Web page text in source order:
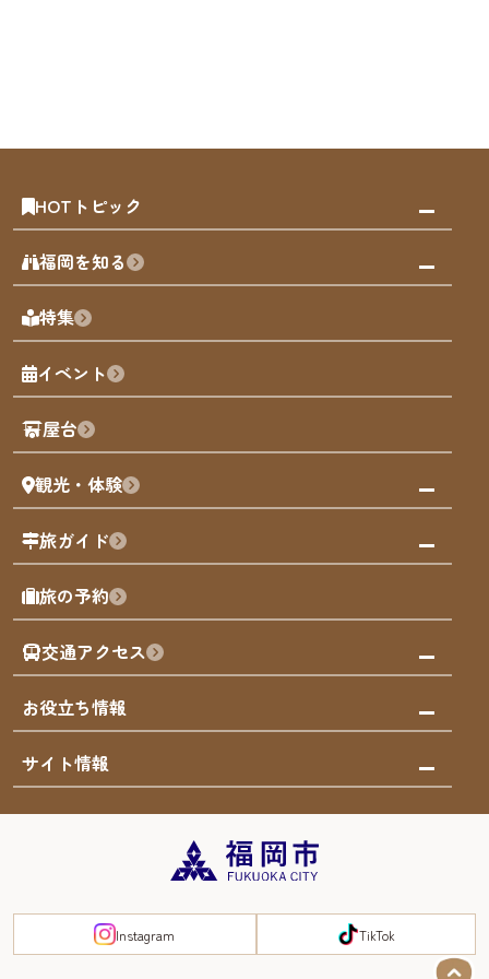
HOTトピック
みんなの旅行記
天神エリア
博多旧市街
福岡城
歴史・文化
福岡を知る
福岡の見どころ
福岡の魅力
観光カレンダー
観光PR動画
まち歩き
福岡グルメ
福岡を楽しむ
福岡のアート
福岡のナイトタイム
福岡の歴史・文化
サステナブルツーリズム
福岡検定
よかなび音声ガイド
博多旧市街
FUKUOKA EAST&WEST COAST
特集
イベント
屋台
観光・体験
観る・遊ぶ
屋台
買う
体験
泊まる
旅ガイド
モデルコース
AIおまかせコース
オリジナルプラン
みんなの旅行記
旅の予約
交通アクセス
市内交通ガイド
お得なチケット
お役立ち情報
お知らせ
災害情報
サイト情報
まち歩き・体験プログラム掲載申込
Instagram TikTok